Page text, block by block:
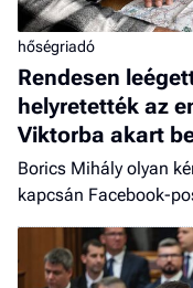
hőségriadó
Rendesen
helyretették az
Viktorba akart
Borics Mihály olyan
kapcsán Facebook-